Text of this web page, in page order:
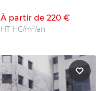
À partir de 220 €
HT HC/m²/an